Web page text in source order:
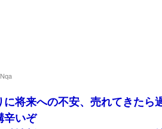
将来への不安、売れてきたら
辛いぞ